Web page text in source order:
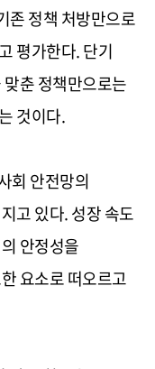
존 정책 처방만으로
평가한다. 단기
춘 정책만으로는
것이다.
회 안전망의
고 있다. 성장 속도
안정성을
요소로 떠오르고